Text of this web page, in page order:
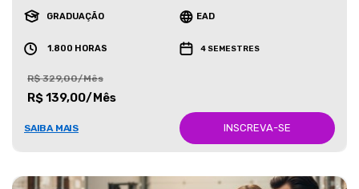
GRADUAÇÃO EAD
1.800 HORAS 4 SEMESTRES
R$ 329,00/Mês
R$ 139,00/Mês
SAIBA MAIS INSCREVA-SE